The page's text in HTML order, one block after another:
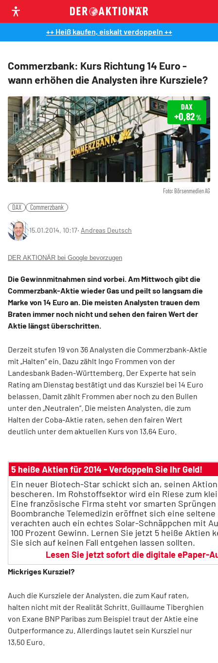
++ Heiß kaufen, eiskalt verdoppeln ++
Commerzbank: Kurs Richtung 14 Euro -
wann erhöhen die Analysten ihre Kursziele?
Foto: Börsenmedien AG
DAX
+0,82%
DAX Commerzbank
15.01.2014, 10:17‧ Andreas Deutsch
DER AKTIONÄR bei Google bevorzugen
Die Gewinnmitnahmen sind vorbei. Am Mittwoch gibt die
Commerzbank-Aktie wieder Gas und peilt so langsam die
Marke von 14 Euro an. Die meisten Analysten trauen dem
Braten immer noch nicht und sehen den fairen Wert der
Aktie längst überschritten.
Derzeit stufen 19 von 36 Analysten die Commerzbank-Aktie
mit „Halten“ ein. Dazu zählt Ingo Frommen von der
Landesbank Baden-Württemberg. Der Experte hat sein
Rating am Dienstag bestätigt und das Kursziel bei 14 Euro
belassen. Damit zählt Frommen aber noch zu den Bullen
unter den „Neutralen“. Die meisten Analysten, die zum
Halten der Coba-Aktie raten, sehen den fairen Wert
deutlich unter dem aktuellen Kurs von 13,64 Euro.
5 heiße Aktien für 2014 - Verdoppeln Sie Ihr Geld!
Ein neuer Biotech-Star schickt sich an, seinen
bescheren. Im Rohstoffsektor wird ein Riese zum
Eine französische Firma steht vor smarten
Boombranche Telemedizin eröffnet sich eine seltene
verachten auch ein echtes Solar-Schnäppchen mit
100 Prozent Gewinn. Lernen Sie jetzt 5 heiße Aktien
Sie sich auf keinen Fall entgehen lassen sollten.
Lesen Sie jetzt sofort die digitale ePaper-
Mickriges Kursziel?
Auch die Kursziele der Analysten, die zum Kauf raten,
halten nicht mit der Realität Schritt. Guillaume Tiberghien
von Exane BNP Paribas zum Beispiel traut der Aktie eine
Outperformance zu. Allerdings lautet sein Kursziel nur
13,50 Euro.